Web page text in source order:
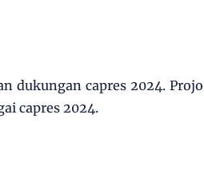
dukungan capres 2024. Projo
capres 2024.